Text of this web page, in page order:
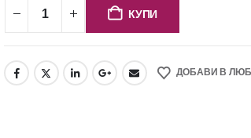
КУПИ
ДОБАВИ В